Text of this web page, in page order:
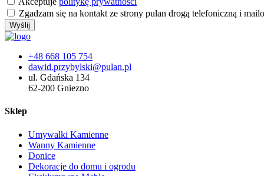
Zgadzam się na kontakt ze strony pulan drogą telefoniczną i
Wyślij
+48 668 105 754
dawid.przybylski@pulan.pl
ul. Gdańska 134
62-200 Gniezno
Sklep
Umywalki Kamienne
Wanny Kamienne
Donice
Dekoracje do domu i ogrodu